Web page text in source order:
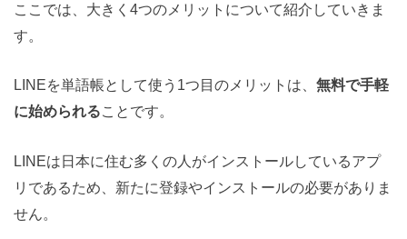
ここでは、大きく4つのメリットについて紹介していきま
す。
LINEを単語帳として使う1つ目のメリットは、 無料で手軽
に始められることです。
LINEは日本に住む多くの人がインストールしているアプ
リであるため、新たに登録やインストールの必要がありま
せん。